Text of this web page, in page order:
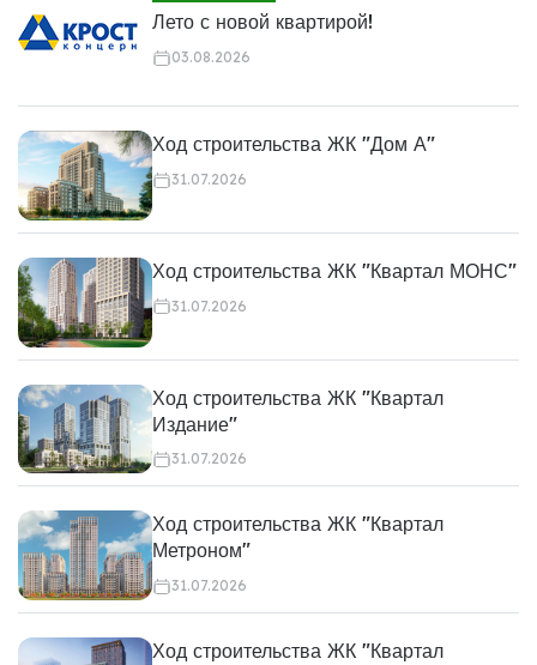
Лето с новой квартирой!
03.08.2026
Ход строительства ЖК "Дом А"
31.07.2026
Ход строительства ЖК "Квартал МОНС"
31.07.2026
Ход строительства ЖК "Квартал
Издание"
31.07.2026
Ход строительства ЖК "Квартал
Метроном"
31.07.2026
Ход строительства ЖК "Квартал